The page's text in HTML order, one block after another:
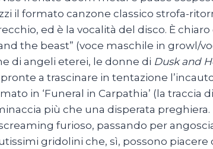
il formato canzone classico strofa-
ed è la vocalità del disco. È
the beast” (voce maschile in growl/
di angeli eterei, le donne di Dusk and
a trascinare in tentazione
in ‘Funeral in Carpathia’ (la
più che una disperata preghiera.
furioso, passando per
gridolini che, sì, possono piacere